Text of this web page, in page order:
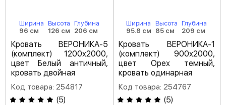
Ширина
96 см
Высота
126 см
Глубина
206 см
Кровать ВЕРОНИКА-5
(комплект) 1200х2000,
цвет Белый античный,
кровать двойная
Код товара: 254817
(5)
Ширина
95.8 см
Высота
85 см
Глубина
209 см
Кровать ВЕРОНИКА-1
(комплект) 900х2000,
цвет Орех темный,
кровать одинарная
Код товара: 254767
(5)